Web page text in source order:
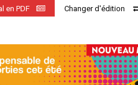
Changer d'édition
en PDF